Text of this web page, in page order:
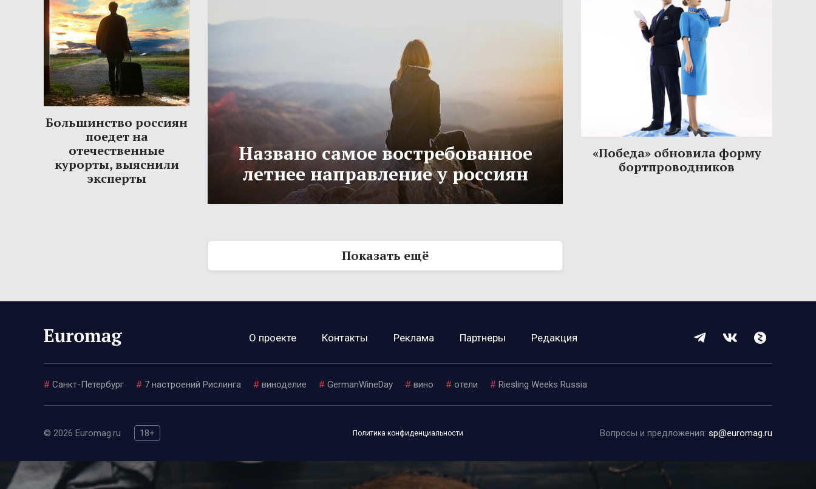
Большинство россиян
поедет на
отечественные
курорты, выяснили
эксперты
Названо самое востребованное
летнее направление у россиян
«Победа» обновила форму
бортпроводников
Показать ещё
О проекте Контакты Реклама Партнеры Редакция
# Санкт-Петербург # 7 настроений Рислинга # виноделие # GermanWineDay # вино # отели # Riesling Weeks Russia
© 2026 Euromag.ru 18+ Политика конфиденциальности Вопросы и предложения: sp@euromag.ru